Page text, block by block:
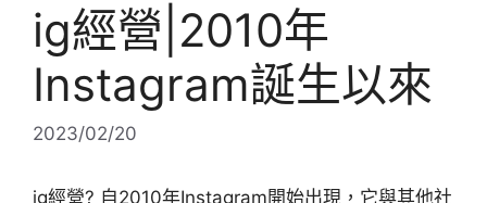
ig經營|2010年
Instagram誕生以來
2023/02/20
ig經營? 自2010年Instagram開始出現，它與其他社